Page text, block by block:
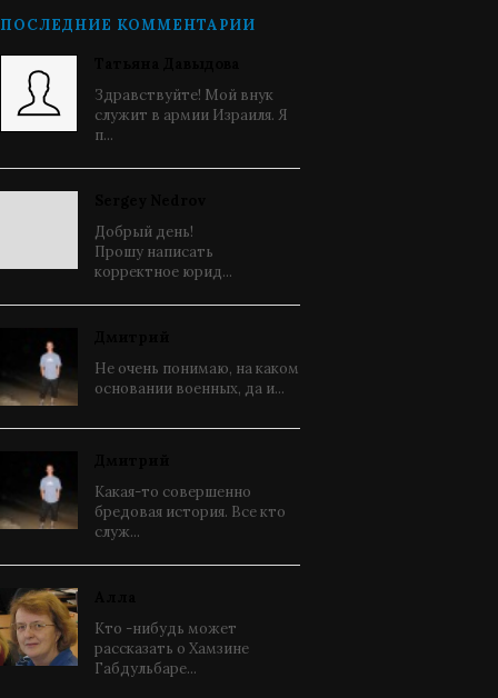
ПОСЛЕДНИЕ КОММЕНТАРИИ
Здравствуйте! Мой внук
служит в армии Израиля. Я
п...
Добрый день!
Прошу написать
корректное юрид...
Не очень понимаю, на каком
основании военных, да и...
Какая-то совершенно
бредовая история. Все кто
служ...
Кто -нибудь может
рассказать о Хамзине
Габдульбаре...